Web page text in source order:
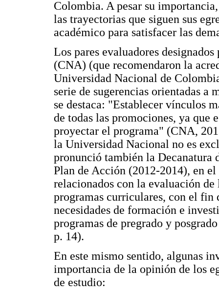
Colombia. A pesar su
las trayectorias que siguen sus
académico para satisfacer las
Los pares evaluadores
(CNA) (que recomendaron la
Universidad Nacional de
serie de sugerencias orientadas a
se destaca: "Establecer vínculos
de todas las promociones, ya que
proyectar el programa" (CNA,
la Universidad Nacional no es
pronunció también la Decanatura
Plan de Acción (2012-2014), en
relacionados con la evaluación
programas curriculares, con el fin
necesidades de formación e
programas de pregrado y
p. 14).
En este mismo sentido, algunas
importancia de la opinión de los
de estudio: